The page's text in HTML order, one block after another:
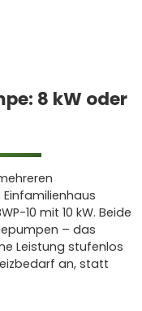
8 kW oder
10 mit 10 kW. Beide
– das
Leistung stufenlos
an, statt